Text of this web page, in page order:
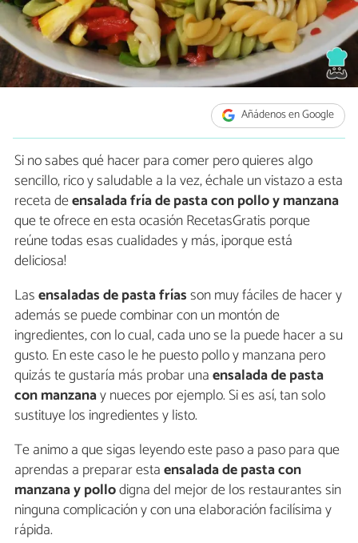
Añádenos en Google
Si no sabes qué hacer para comer pero quieres algo
sencillo, rico y saludable a la vez, échale un vistazo a esta
receta deensalada fría de pasta con pollo y manzana
que te ofrece en esta ocasión RecetasGratis porque
reúne todas esas cualidades y más, ¡porque está
deliciosa!
Lasensaladas de pasta fríasson muy fáciles de hacer y
además se puede combinar con un montón de
ingredientes, con lo cual, cada uno se la puede hacer a su
gusto. En este caso le he puesto pollo y manzana pero
quizás te gustaría más probar unaensalada de pasta
con manzanay nueces por ejemplo. Si es así, tan solo
sustituye los ingredientes y listo.
Te animo a que sigas leyendo este paso a paso para que
aprendas a preparar estaensalada de pasta con
manzana y pollodigna del mejor de los restaurantes sin
ninguna complicación y con una elaboración facilísima y
rápida.